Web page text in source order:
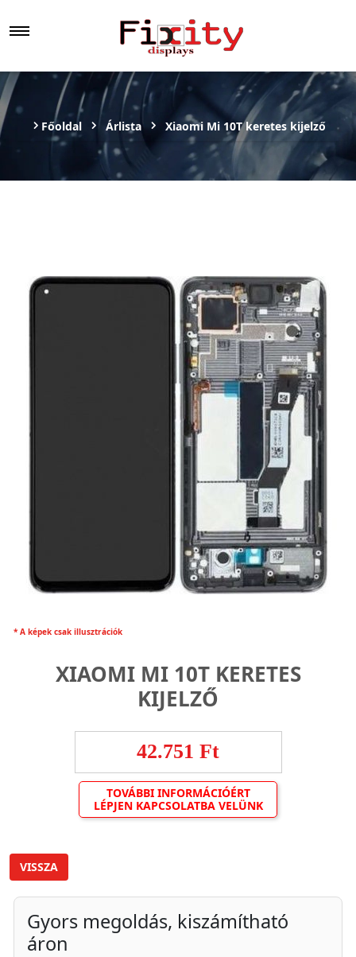
Főoldal Árlista Xiaomi Mi 10T keretes kijelző
* A képek csak illusztrációk
XIAOMI MI 10T KERETES
KIJELZŐ
42.751 Ft
TOVÁBBI INFORMÁCIÓÉRT
LÉPJEN KAPCSOLATBA VELÜNK
VISSZA
Gyors megoldás, kiszámítható
áron